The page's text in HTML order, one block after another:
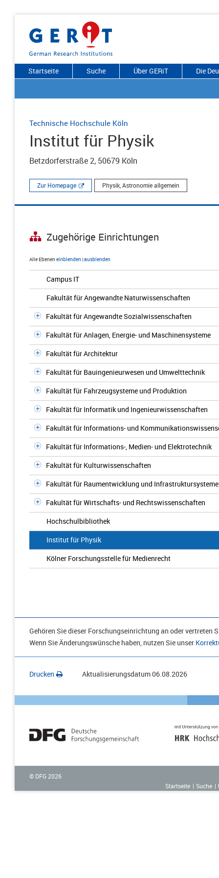
Startseite Suche Über GERiT Die
Technische Hochschule Köln
Institut für Physik
Betzdorferstraße 2, 50679 Köln
Zur Homepage Physik, Astronomie allgemein
Zugehörige Einrichtungen
Alle Ebenen einblenden |ausblenden
Campus IT
Fakultät für Angewandte Naturwissenschaften
Fakultät für Angewandte Sozialwissenschaften
Fakultät für Anlagen, Energie- und Maschinensysteme
Fakultät für Architektur
Fakultät für Bauingenieurwesen und Umwelttechnik
Fakultät für Fahrzeugsysteme und Produktion
Fakultät für Informatik und Ingenieurwissenschaften
Fakultät für Informations- und
Fakultät für Informations-, Medien- und Elektrotechnik
Fakultät für Kulturwissenschaften
Fakultät für Raumentwicklung und Infrastruktursysteme
Fakultät für Wirtschafts- und Rechtswissenschaften
Hochschulbibliothek
Institut für Physik
Kölner Forschungsstelle für Medienrecht
Gehören Sie dieser Forschungseinrichtung an oder vertreten
Wenn Sie Änderungswünsche haben, nutzen Sie unser
Drucken Aktualisierungsdatum06.08.2026
© DFG 2026
Startseite
Suche